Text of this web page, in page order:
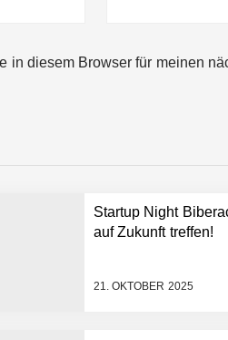
in diesem Browser für meinen
Startup Night
auf Zukunft treffen!
21. OKTOBER 2025
in Minuten statt Wochen: FiniteNow